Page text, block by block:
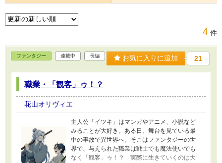
4 件
ファンタジー 連載中 長編 お気に入りに追加 21
職業・「観客」ゥ！？
花山オリヴィエ
主人公「イツキ」はマンガやアニメ、小説など
みることが大好き。ある日、舞台を見ている最
中の事故で異世界へ。そこはファンタジーの世
界で、与えられた職業は戦士でも魔法使いでも
なく「観客」ゥ！？ 実際に生きていくのは大